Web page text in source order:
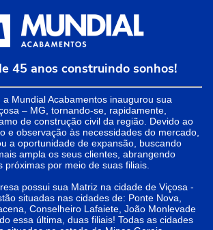
45 anos construindo sonhos!
Mundial Acabamentos inaugurou sua
– MG, tornando-se, rapidamente,
de construção civil da região. Devido ao
e observação às necessidades do mercado,
a oportunidade de expansão, buscando
ampla os seus clientes, abrangendo
próximas por meio de suas filiais.
possui sua Matriz na cidade de Viçosa -
situadas nas cidades de: Ponte Nova,
Conselheiro Lafaiete, João Monlevade
essa última, duas filiais! Todas as cidades